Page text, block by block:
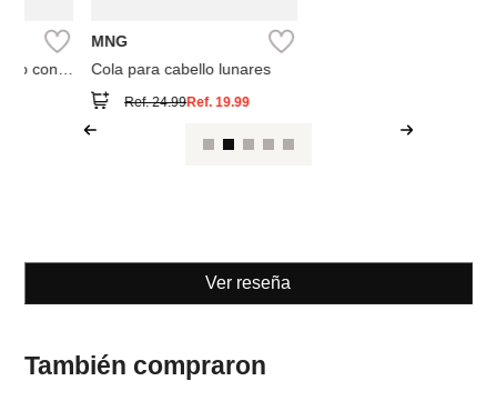
MNG
Cola para cabello flor
Ref.24.99
Ver reseña
También compraron